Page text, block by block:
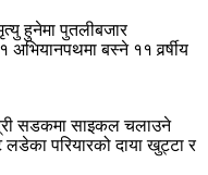
हुनेमा पुतलीबजार
बस्ने ११ वर्र्षीय
सडकमा साइकल चलाउने
परियारको दाया खुट्टा र